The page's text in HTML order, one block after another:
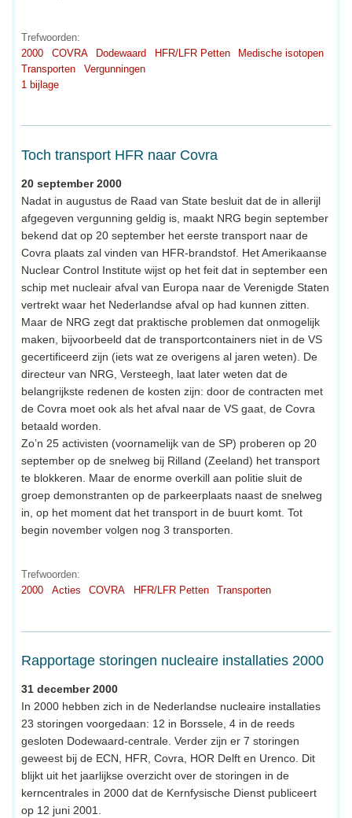
Trefwoorden:
2000
COVRA Dodewaard HFR/LFR Petten
Medische isotopen
Transporten
Vergunningen
1 bijlage
Toch transport HFR naar Covra
20 september 2000
Nadat in augustus de Raad van State besluit dat de in allerijl
afgegeven vergunning geldig is, maakt NRG begin september
bekend dat op 20 september het eerste transport naar de
Covra plaats zal vinden van HFR-brandstof. Het Amerikaanse
Nuclear Control Institute wijst op het feit dat in september een
schip met nucleair afval van Europa naar de Verenigde Staten
vertrekt waar het Nederlandse afval op had kunnen zitten.
Maar de NRG zegt dat praktische problemen dat onmogelijk
maken, bijvoorbeeld dat de transportcontainers niet in de VS
gecertificeerd zijn (iets wat ze overigens al jaren weten). De
directeur van NRG, Versteegh, laat later weten dat de
belangrijkste redenen de kosten zijn: door de contracten met
de Covra moet ook als het afval naar de VS gaat, de Covra
betaald worden.
Zo’n 25 activisten (voornamelijk van de SP) proberen op 20
september op de snelweg bij Rilland (Zeeland) het transport
te blokkeren. Maar de enorme overkill aan politie sluit de
groep demonstranten op de parkeerplaats naast de snelweg
in, op het moment dat het transport in de buurt komt. Tot
begin november volgen nog 3 transporten.
Trefwoorden:
2000
Acties COVRA HFR/LFR Petten Transporten
Rapportage storingen nucleaire installaties 2000
31 december 2000
In 2000 hebben zich in de Nederlandse nucleaire installaties
23 storingen voorgedaan: 12 in Borssele, 4 in de reeds
gesloten Dodewaard-centrale. Verder zijn er 7 storingen
geweest bij de ECN, HFR, Covra, HOR Delft en Urenco. Dit
blijkt uit het jaarlijkse overzicht over de storingen in de
kerncentrales in 2000 dat de Kernfysische Dienst publiceert
op 12 juni 2001.